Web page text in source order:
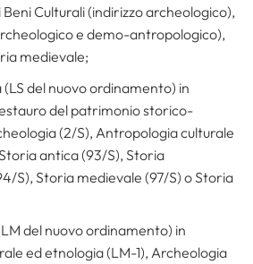
Culturali (indirizzo archeologico),
e demo-antropologico),
medievale;
del nuovo ordinamento) in
del patrimonio storico-
(2/S), Antropologia culturale
antica (93/S), Storia
S), Storia medievale (97/S) o Storia
del nuovo ordinamento) in
ed etnologia (LM-1), Archeologia